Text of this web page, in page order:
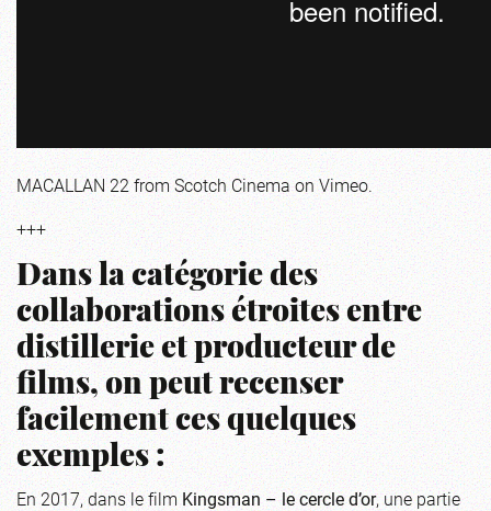
MACALLAN 22fromScotch CinemaonVimeo.
+++
Dans la catégorie des
collaborations étroites entre
distillerie et producteur de
films, on peut recenser
facilement ces quelques
exemples :
En 2017, dans le filmKingsman – le cercle d’or, une partie